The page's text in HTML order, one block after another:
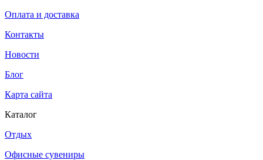
Оплата и доставка
Контакты
Новости
Блог
Карта сайта
Каталог
Отдых
Офисные сувениры